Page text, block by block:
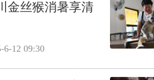
金丝猴消暑享清
6-12 09:30